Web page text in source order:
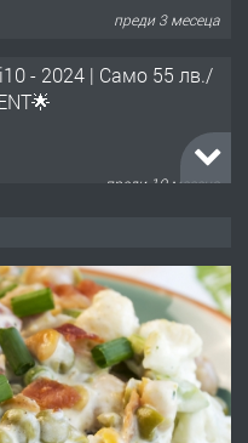
преди 10 месеца
преди 1 година
зеленчукорезачка
и дома